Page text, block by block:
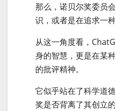
那么，诺贝尔奖委员
识，或者是在追求一
从这一角度看，
身的智慧，更是在某
的批评精神。
它似乎站在了科学道
奖是否背离了其创立的